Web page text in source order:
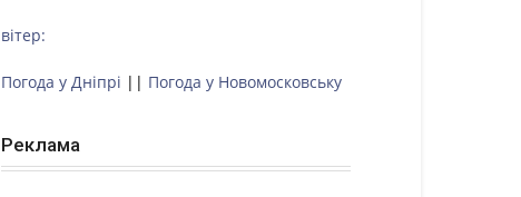
вітер:
Погода у Дніпрі || Погода у Новомосковську
Реклама